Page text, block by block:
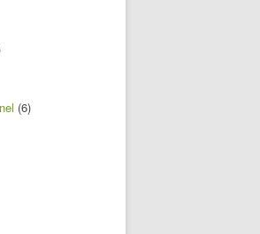
(6)